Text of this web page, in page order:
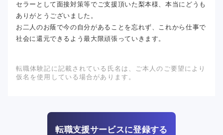
セラーとして面接対策等でご支援頂いた梨本様、本当にどうも
ありがとうございました。
お二人のお蔭で今の自分があることを忘れず、これから仕事で
社会に還元できるよう最大限頑張っていきます。
転職体験記に記載されている氏名は、ご本人のご要望により
仮名を使用している場合があります。
転職支援サービスに登録する